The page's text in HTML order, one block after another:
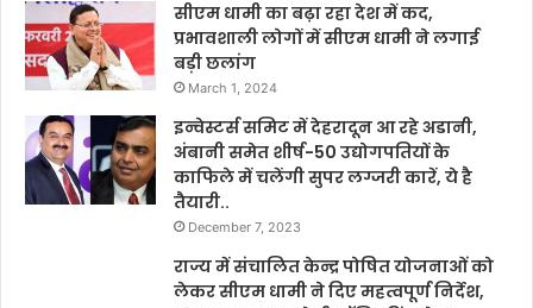
सीएम धामी का बढ़ा रहा देश में कद,
प्रभावशाली लोगों में सीएम धामी ने लगाई
बड़ी छलांग
March 1, 2024
इन्वेस्टर्स समिट में देहरादून आ रहे अडानी,
अंबानी समेत शीर्ष-50 उद्योगपतियों के
काफिले में चलेंगी सुपर लग्जरी कारें, ये है
तैयारी..
December 7, 2023
राज्य में संचालित केन्द्र पोषित योजनाओं को
लेकर सीएम धामी ने दिए महत्वपूर्ण निर्देश,